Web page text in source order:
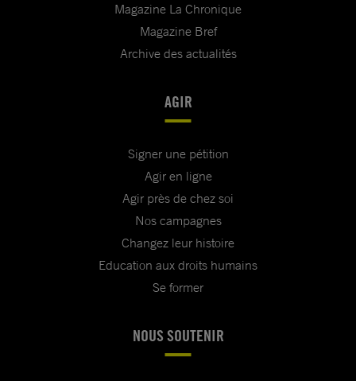
Magazine La Chronique
Magazine Bref
Archive des actualités
AGIR
Signer une pétition
Agir en ligne
Agir près de chez soi
Nos campagnes
Changez leur histoire
Education aux droits humains
Se former
NOUS SOUTENIR